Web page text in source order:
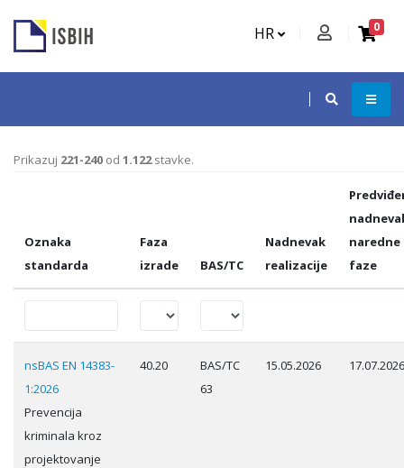
HR 0
Prikazuj 221-240 od 1.122stavke.
Oznaka
standarda
Faza
izrade
BAS/TC
Nadnevak
realizacije
naredne
faze
nsBAS EN 14383-
1:2026
Prevencija
kriminala kroz
projektovanje
40.20
BAS/TC
63
15.05.2026 17.07.2026